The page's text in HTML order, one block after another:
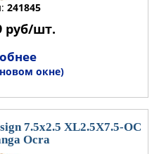
241845
руб/шт.
окне)
7.5x2.5 XL2.5X7.5-OC
Ocra